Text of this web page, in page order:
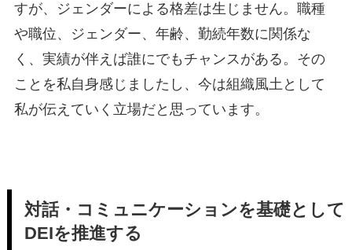
すが、ジェンダーによる格差は生じません。職種
や職位、ジェンダー、年齢、勤続年数に関係な
く、実績が伴えば誰にでもチャンスがある。その
ことを私自身感じましたし、今は組織風土として
私が伝えていく立場だと思っています。
対話・コミュニケーションを基礎として
DEIを推進する